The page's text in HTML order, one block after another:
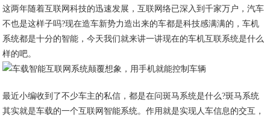
这两年随着互联网科技的迅速发展，互联网络已深入到千家万户，汽车
不也是这样子吗?现在造车新势力造出来的车都是科技感满满的，车机
系统都是十分的智能，今天我们就来讲一讲现在的车机互联系统是什么
样的吧。
最近小编收到了不少车主的私信，都是在问斑马系统是什么?斑马系统
其实就是车载的一个互联网智能系统。作用就是实现人车信息的交互，